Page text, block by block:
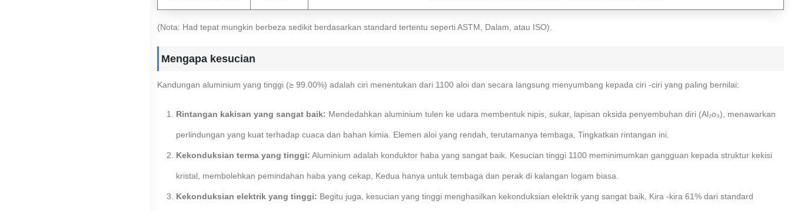
(Nota: Had tepat mungkin berbeza sedikit berdasarkan standard tertentu seperti ASTM, Dalam, atau ISO).
Mengapa kesucian
Kandungan aluminium yang tinggi (≥ 99.00%) adalah ciri menentukan dari 1100 aloi dan secara langsung menyumbang kepada ciri -ciri yang paling bernilai:
Rintangan kakisan yang sangat baik: Mendedahkan aluminium tulen ke udara membentuk nipis, sukar, lapisan oksida penyembuhan diri (Al₂o₃), menawarkan
perlindungan yang kuat terhadap cuaca dan bahan kimia. Elemen aloi yang rendah, terutamanya tembaga, Tingkatkan rintangan ini.
Kekonduksian terma yang tinggi: Aluminium adalah konduktor haba yang sangat baik. Kesucian tinggi 1100 meminimumkan gangguan kepada struktur kekisi
kristal, membolehkan pemindahan haba yang cekap, Kedua hanya untuk tembaga dan perak di kalangan logam biasa.
Kekonduksian elektrik yang tinggi: Begitu juga, kesucian yang tinggi menghasilkan kekonduksian elektrik yang sangat baik, Kira -kira 61% dari standard